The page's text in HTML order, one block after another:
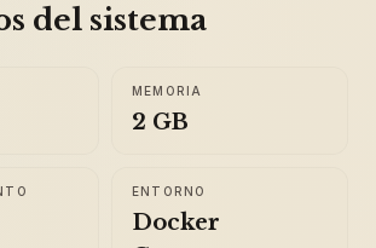
del sistema
MEMORIA
2 GB
ENTORNO
Docker